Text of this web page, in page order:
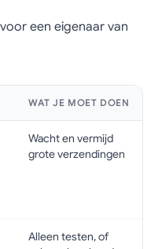
een eigenaar van
WAT JE MOET DOEN
Wacht en vermijd
grote verzendingen
Alleen testen, of